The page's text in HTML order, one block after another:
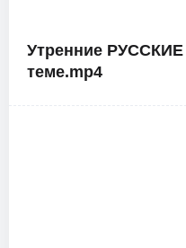
Утренние
теме.mp4